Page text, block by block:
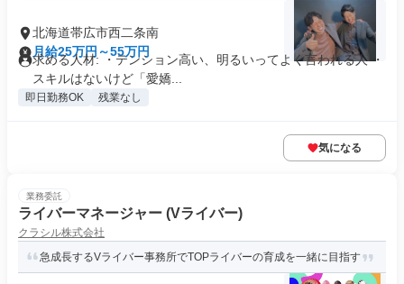
北海道帯広市西二条南
月給25万円～55万円
求める人材: ・テンション高い、明るいってよく言われる人 ・
スキルはないけど「愛嬌...
即日勤務OK 残業なし
気になる
業務委託
ライバーマネージャー (Vライバー)
クラシル株式会社
急成長するVライバー事務所でTOPライバーの育成を一緒に目指す